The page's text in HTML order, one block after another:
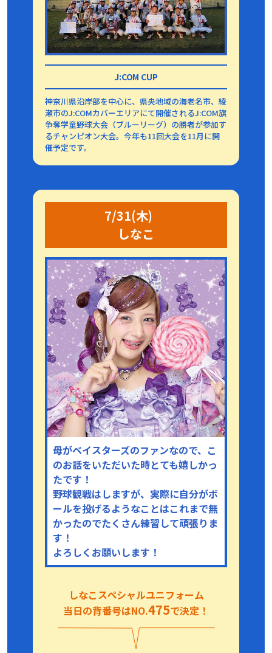
J:COM CUP
神奈川県沿岸部を中心に、県央地域の海老名市、綾
瀬市のJ:COMカバーエリアにて開催されるJ:COM旗
争奪学童野球大会（ブルーリーグ）の勝者が参加す
るチャンピオン大会。今年も11回大会を11月に開
催予定です。
7/31(木)
しなこ
母がベイスターズのファンなので、こ
のお話をいただいた時とても嬉しかっ
たです！
野球観戦はしますが、実際に自分がボ
ールを投げるようなことはこれまで無
かったのでたくさん練習して頑張りま
す！
よろしくお願いします！
しなこスペシャルユニフォーム
当日の背番号はNO.475で決定！